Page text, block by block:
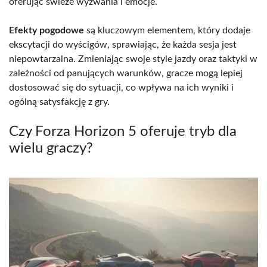
Efekty pogodowe są kluczowym elementem, który dodaje
ekscytacji do wyścigów, sprawiając, że każda sesja jest
niepowtarzalna. Zmieniając swoje style jazdy oraz taktyki w
zależności od panujących warunków, gracze mogą lepiej
dostosować się do sytuacji, co wpływa na ich wyniki i
ogólną satysfakcję z gry.
Czy Forza Horizon 5 oferuje tryb dla
wielu graczy?